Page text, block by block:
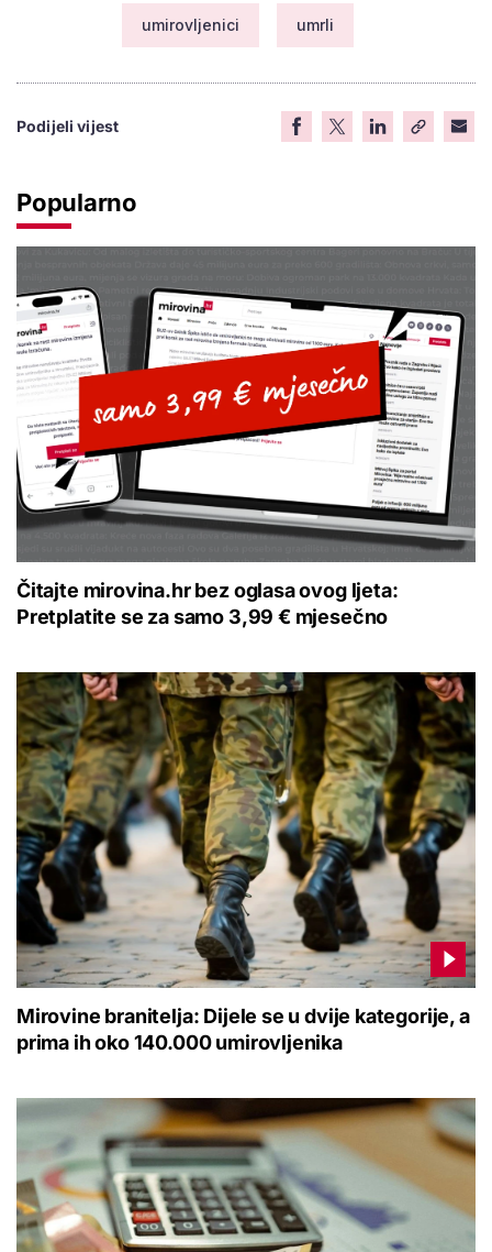
umirovljenici umrli
Podijeli vijest
Popularno
Čitajte mirovina.hr bez oglasa ovog ljeta:
Pretplatite se za samo 3,99 € mjesečno
Mirovine branitelja: Dijele se u dvije kategorije, a
prima ih oko 140.000 umirovljenika